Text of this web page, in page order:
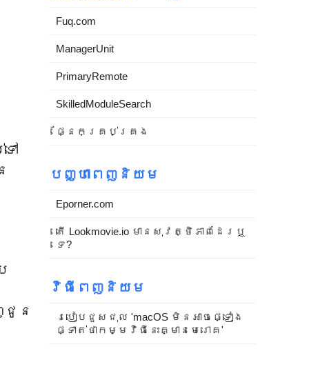
ៅ
ជូន
Fuq.com
ManagerUnit
PrimaryRemote
SkilledModuleSearch
ផ្នែកគ្រប់គ្រង
បញ្ហាពេញនិយម
Eporner.com
តើ Lookmovie.io មានសុវត្ថិភាពដែរឬ
ទេ?
វិធីពេញនិយម
របៀបជួសជុល 'macOS មិនអាចផ្ទៀង
ផ្ទាត់ថាកម្មវិធីនេះគ្មានមេរោគ'